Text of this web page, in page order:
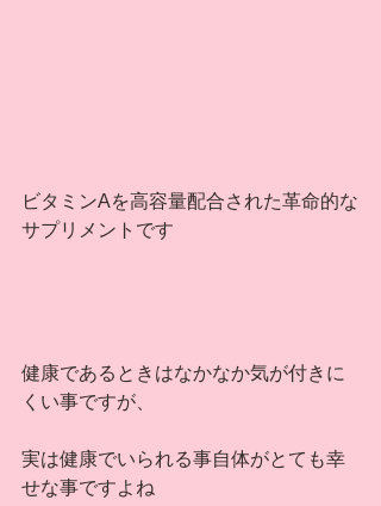
ビタミンAを高容量配合された革命的な
サプリメントです
健康であるときはなかなか気が付きに
くい事ですが、
実は健康でいられる事自体がとても幸
せな事ですよね